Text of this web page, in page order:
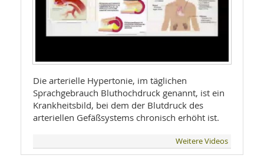
Die arterielle Hypertonie, im täglichen
Sprachgebrauch Bluthochdruck genannt, ist ein
Krankheitsbild, bei dem der Blutdruck des
arteriellen Gefäßsystems chronisch erhöht ist.
Weitere Videos